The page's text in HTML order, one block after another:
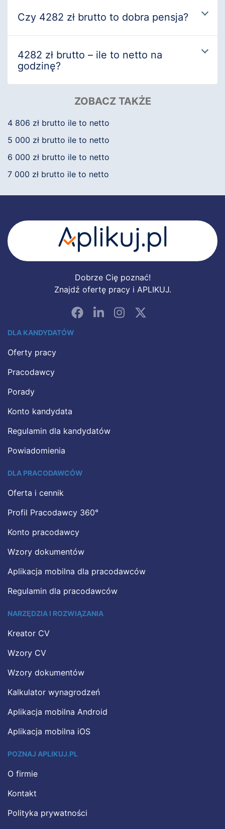
Czy 4282 zł brutto to dobra pensja?
4282 zł brutto – ile to netto na
godzinę?
ZOBACZ TAKŻE
4 806 zł brutto ile to netto
5 000 zł brutto ile to netto
6 000 zł brutto ile to netto
7 000 zł brutto ile to netto
Dobrze Cię poznać!
Znajdź ofertę pracy i APLIKUJ.
DLA KANDYDATÓW
Oferty pracy
Pracodawcy
Porady
Konto kandydata
Regulamin dla kandydatów
Powiadomienia
DLA PRACODAWCÓW
Oferta i cennik
Profil Pracodawcy 360°
Konto pracodawcy
Wzory dokumentów
Aplikacja mobilna dla pracodawców
Regulamin dla pracodawców
NARZĘDZIA I ROZWIĄZANIA
Kreator CV
Wzory CV
Wzory dokumentów
Kalkulator wynagrodzeń
Aplikacja mobilna Android
Aplikacja mobilna iOS
POZNAJ APLIKUJ.PL
O firmie
Kontakt
Polityka prywatności